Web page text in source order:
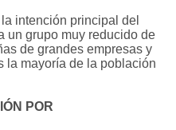
intención principal del
un grupo muy reducido de
de grandes empresas y
la mayoría de la población
POR